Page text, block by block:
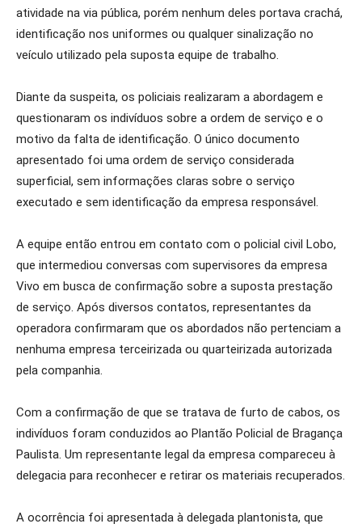
atividade na via pública, porém nenhum deles portava crachá,
identificação nos uniformes ou qualquer sinalização no
veículo utilizado pela suposta equipe de trabalho.
Diante da suspeita, os policiais realizaram a abordagem e
questionaram os indivíduos sobre a ordem de serviço e o
motivo da falta de identificação. O único documento
apresentado foi uma ordem de serviço considerada
superficial, sem informações claras sobre o serviço
executado e sem identificação da empresa responsável.
A equipe então entrou em contato com o policial civil Lobo,
que intermediou conversas com supervisores da empresa
Vivo em busca de confirmação sobre a suposta prestação
de serviço. Após diversos contatos, representantes da
operadora confirmaram que os abordados não pertenciam a
nenhuma empresa terceirizada ou quarteirizada autorizada
pela companhia.
Com a confirmação de que se tratava de furto de cabos, os
indivíduos foram conduzidos ao Plantão Policial de Bragança
Paulista. Um representante legal da empresa compareceu à
delegacia para reconhecer e retirar os materiais recuperados.
A ocorrência foi apresentada à delegada plantonista, que